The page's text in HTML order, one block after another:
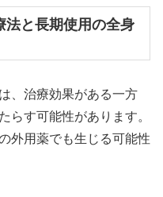
法と長期使用の全身
、治療効果がある一方
らす可能性があります。
外用薬でも生じる可能性